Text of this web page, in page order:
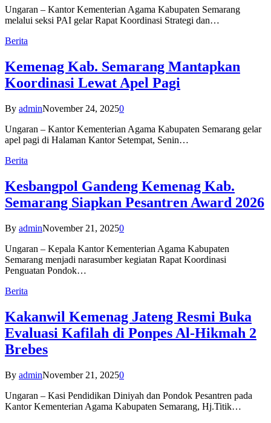
Ungaran – Kantor Kementerian Agama Kabupaten Semarang
melalui seksi PAI gelar Rapat Koordinasi Strategi dan…
Berita
Kemenag Kab. Semarang Mantapkan
Koordinasi Lewat Apel Pagi
By adminNovember 24, 20250
Ungaran – Kantor Kementerian Agama Kabupaten Semarang gelar
apel pagi di Halaman Kantor Setempat, Senin…
Berita
Kesbangpol Gandeng Kemenag Kab.
Semarang Siapkan Pesantren Award 2026
By adminNovember 21, 20250
Ungaran – Kepala Kantor Kementerian Agama Kabupaten
Semarang menjadi narasumber kegiatan Rapat Koordinasi
Penguatan Pondok…
Berita
Kakanwil Kemenag Jateng Resmi Buka
Evaluasi Kafilah di Ponpes Al-Hikmah 2
Brebes
By adminNovember 21, 20250
Ungaran – Kasi Pendidikan Diniyah dan Pondok Pesantren pada
Kantor Kementerian Agama Kabupaten Semarang, Hj.Titik…